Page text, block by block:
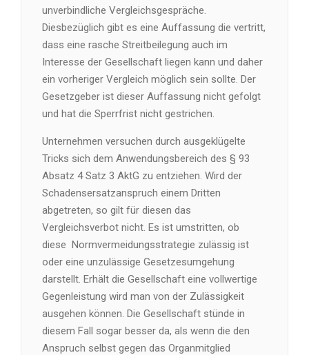
unverbindliche Vergleichsgespräche.
Diesbezüglich gibt es eine Auffassung die vertritt,
dass eine rasche Streitbeilegung auch im
Interesse der Gesellschaft liegen kann und daher
ein vorheriger Vergleich möglich sein sollte. Der
Gesetzgeber ist dieser Auffassung nicht gefolgt
und hat die Sperrfrist nicht gestrichen.
Unternehmen versuchen durch ausgeklügelte
Tricks sich dem Anwendungsbereich des § 93
Absatz 4 Satz 3 AktG zu entziehen. Wird der
Schadensersatzanspruch einem Dritten
abgetreten, so gilt für diesen das
Vergleichsverbot nicht. Es ist umstritten, ob
diese Normvermeidungsstrategie zulässig ist
oder eine unzulässige Gesetzesumgehung
darstellt. Erhält die Gesellschaft eine vollwertige
Gegenleistung wird man von der Zulässigkeit
ausgehen können. Die Gesellschaft stünde in
diesem Fall sogar besser da, als wenn die den
Anspruch selbst gegen das Organmitglied